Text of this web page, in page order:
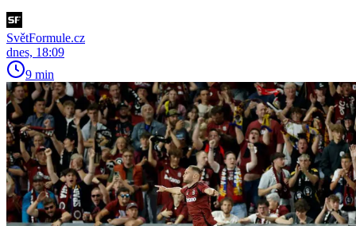
SvětFormule.cz
dnes, 18:09
9 min